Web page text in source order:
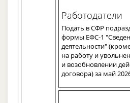
Работодатели
Подать в СФР
формы ЕФС-1
деятельности"
на работу и
и возобновлении
договора) за май